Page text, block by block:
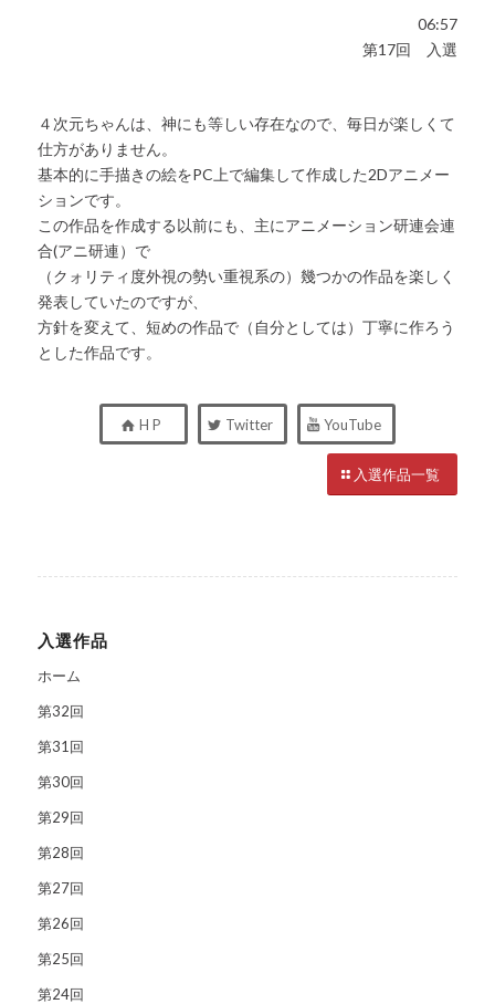
06:57
第17回 入選
４次元ちゃんは、神にも等しい存在なので、毎日が楽しくて
仕方がありません。
基本的に手描きの絵をPC上で編集して作成した2Dアニメー
ションです。
この作品を作成する以前にも、主にアニメーション研連会連
合(アニ研連）で
（クォリティ度外視の勢い重視系の）幾つかの作品を楽しく
発表していたのですが、
方針を変えて、短めの作品で（自分としては）丁寧に作ろう
とした作品です。
H P Twitter YouTube
入選作品一覧
入選作品
ホーム
第32回
第31回
第30回
第29回
第28回
第27回
第26回
第25回
第24回